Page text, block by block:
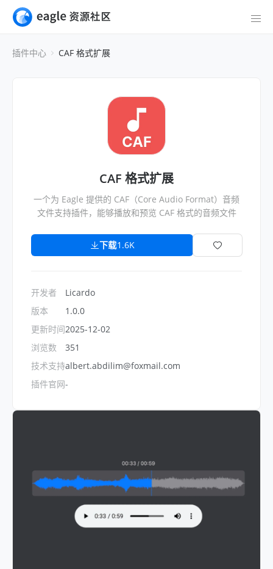
插件中心 CAF 格式扩展
CAF 格式扩展
一个为 Eagle 提供的 CAF（Core Audio Format）音频
文件支持插件，能够播放和预览 CAF 格式的音频文件
下载1.6K
开发者
版本
更新时间
浏览数
技术支持
插件官网
Licardo
1.0.0
2025-12-02
351
albert.abdilim@foxmail.com
-